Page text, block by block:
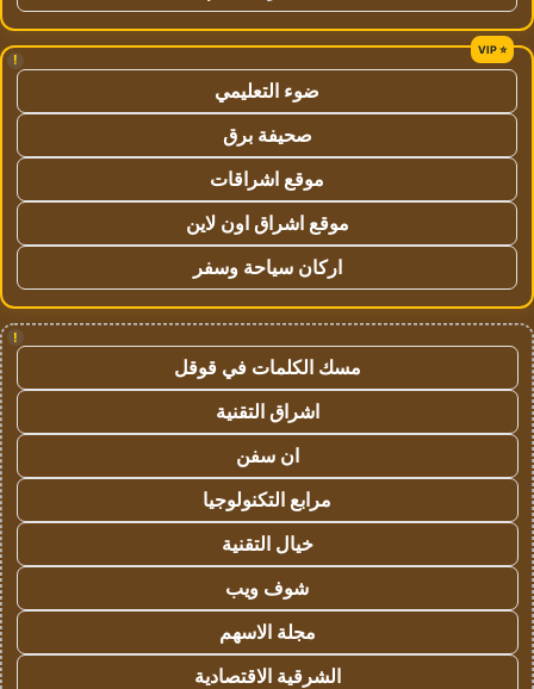
!
ضوء التعليمي
صحيفة برق
موقع اشراقات
موقع اشراق اون لاين
اركان سياحة وسفر
!
مسك الكلمات في قوقل
اشراق التقنية
ان سفن
مرابع التكنولوجيا
خيال التقنية
شوف ويب
مجلة الاسهم
الشرقية الاقتصادية